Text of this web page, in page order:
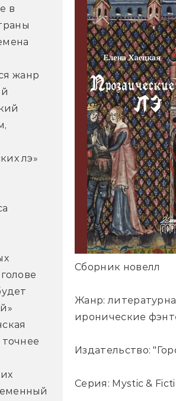
Сборник новелл
Жанр:
иронические
Издательство:
Серия: Mystic &
в
жанр
лэ»
точнее